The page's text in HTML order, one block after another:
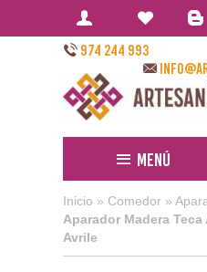
974 244 993
Menú
Inicio » Comedor »
Aparador Madera
Avrile